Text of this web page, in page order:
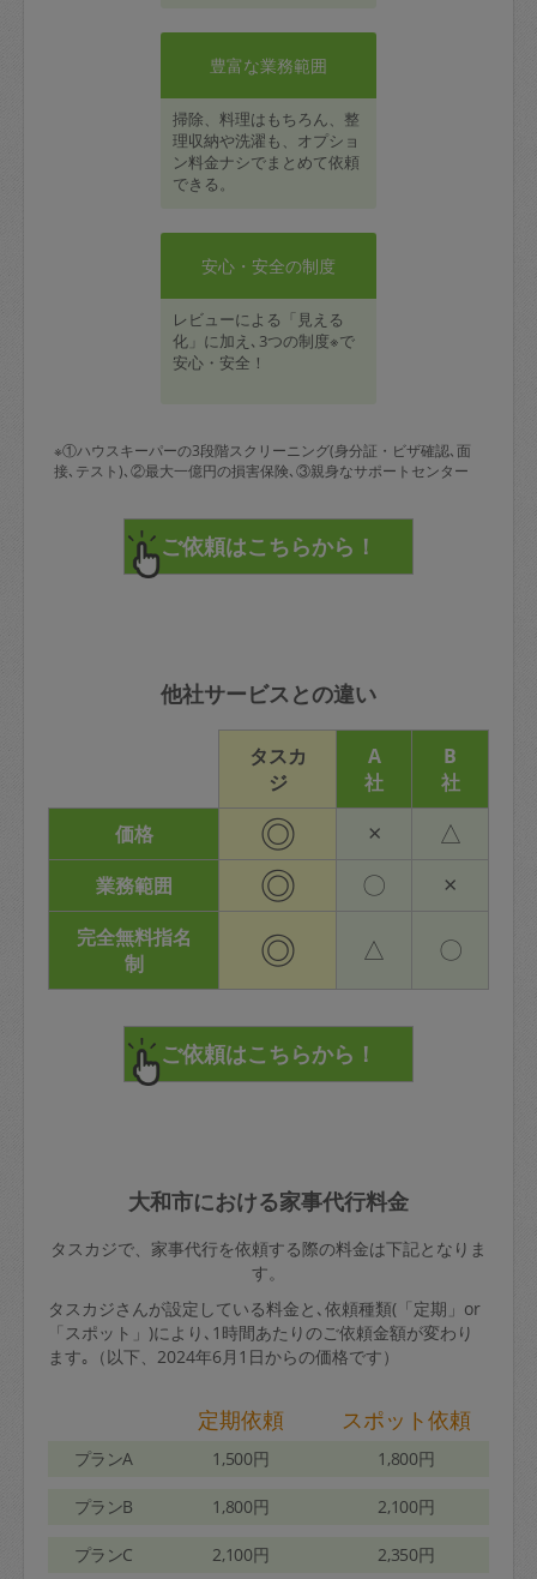
豊富な業務範囲
掃除、料理はもちろん、整
理収納や洗濯も、オプショ
ン料金ナシでまとめて依頼
できる。
安心・安全の制度
レビューによる「見える
化」に加え､3つの制度※で
安心・安全！
※①ハウスキーパーの3段階スクリーニング(身分証・ビザ確認､面
接､テスト)､②最大一億円の損害保険､③親身なサポートセンター
他社サービスとの違い
タスカ
ジ
A
社
B
社
価格
◎ × △
業務範囲 ◎ 〇 ×
完全無料指名
制
◎ △ 〇
大和市における家事代行料金
タスカジで、家事代行を依頼する際の料金は下記となりま
す。
タスカジさんが設定している料金と､依頼種類(「定期」or
「スポット」)により､1時間あたりのご依頼金額が変わり
ます｡（以下、2024年6月1日からの価格です）
定期依頼 スポット依頼
プランA 1,500円 1,800円
プランB 1,800円 2,100円
プランC 2,100円 2,350円